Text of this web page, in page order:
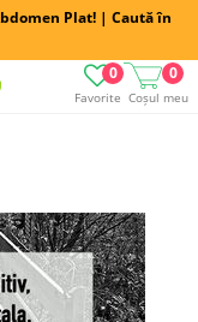
Plat! | Caută în
Favorite
0
Coșul meu
0